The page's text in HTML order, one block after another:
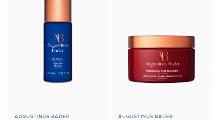
AUGUSTINUS.BADER
AUGUSTINUS.BADER